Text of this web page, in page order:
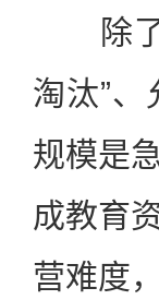
除了
淘汰”
规模是
成教育
营难度